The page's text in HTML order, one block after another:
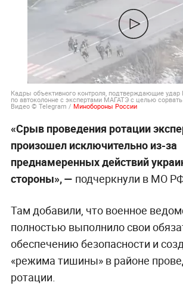
Кадры объективного контроля, подтверждающие удар
по автоколонне с экспертами МАГАТЭ с целью
Видео © Telegram / Минобороны России
«Срыв проведения ротации
произошел исключительно из-за
преднамеренных действий
стороны», — подчеркнули в МО
Там добавили, что военное
полностью выполнило свои
обеспечению безопасности и
«режима тишины» в районе
ротации.